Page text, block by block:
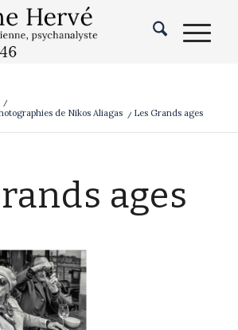
/
de Nikos Aliagas
/ Les Grands ages
ages